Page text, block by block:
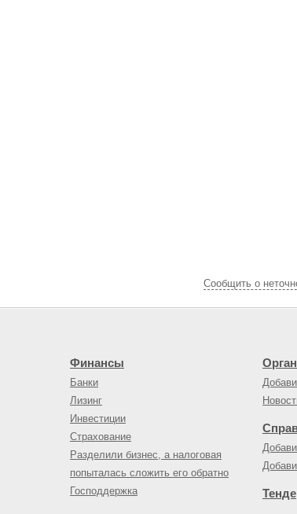
Cообщить о
Финансы
Банки
Лизинг
Инвестиции
Страхование
Разделили бизнес, а налоговая
попыталась сложить его обратно
Господдержка